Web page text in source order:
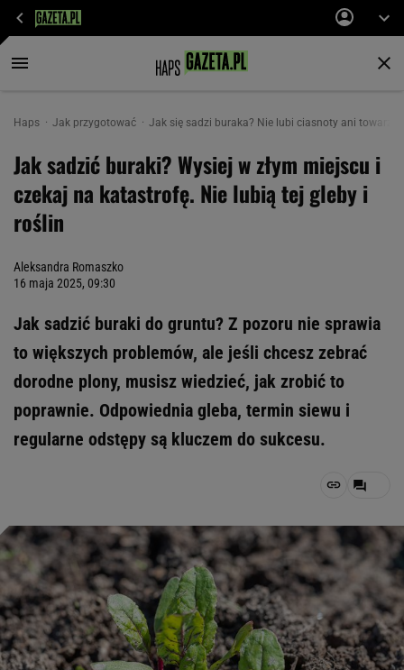
Haps Jak przygotować Jak się sadzi buraka? Nie lubi ciasnoty ani
Jak sadzić buraki? Wysiej w złym miejscu i
czekaj na katastrofę. Nie lubią tej gleby i
roślin
Aleksandra Romaszko
16 maja 2025, 09:30
Jak sadzić buraki do gruntu? Z pozoru nie sprawia
to większych problemów, ale jeśli chcesz zebrać
dorodne plony, musisz wiedzieć, jak zrobić to
poprawnie. Odpowiednia gleba, termin siewu i
regularne odstępy są kluczem do sukcesu.